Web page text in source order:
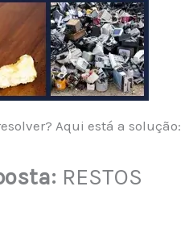
Aqui está a solução:
RESTOS